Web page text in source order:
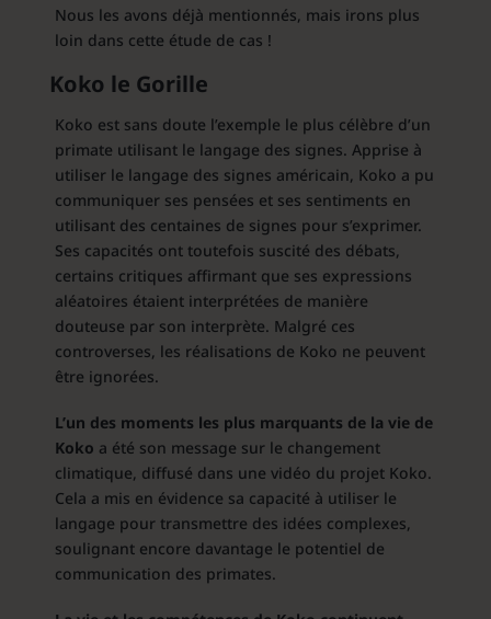
Nous les avons déjà mentionnés, mais irons plus
loin dans cette étude de cas !
Koko le Gorille
Koko est sans doute l’exemple le plus célèbre d’un
primate utilisant le langage des signes. Apprise à
utiliser le langage des signes américain, Koko a pu
communiquer ses pensées et ses sentiments en
utilisant des centaines de signes pour s’exprimer.
Ses capacités ont toutefois suscité des débats,
certains critiques affirmant que ses expressions
aléatoires étaient interprétées de manière
douteuse par son interprète. Malgré ces
controverses, les réalisations de Koko ne peuvent
être ignorées.
L’un des moments les plus marquants de la vie de
Koko a été son message sur le changement
climatique, diffusé dans une vidéo du projet Koko.
Cela a mis en évidence sa capacité à utiliser le
langage pour transmettre des idées complexes,
soulignant encore davantage le potentiel de
communication des primates.